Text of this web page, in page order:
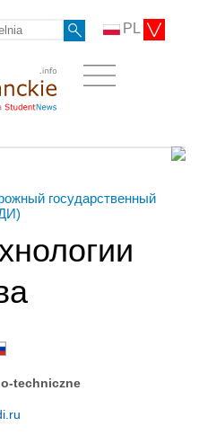
PL
государственный
techniczne